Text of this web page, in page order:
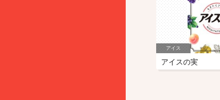
アイス
アイスの実